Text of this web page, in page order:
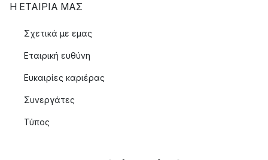
Η ΕΤΑΊΡΙΑ ΜΑΣ
Σχετικά με εμας
Εταιρική ευθύνη
Ευκαιρίες καριέρας
Συνεργάτες
Τύπος